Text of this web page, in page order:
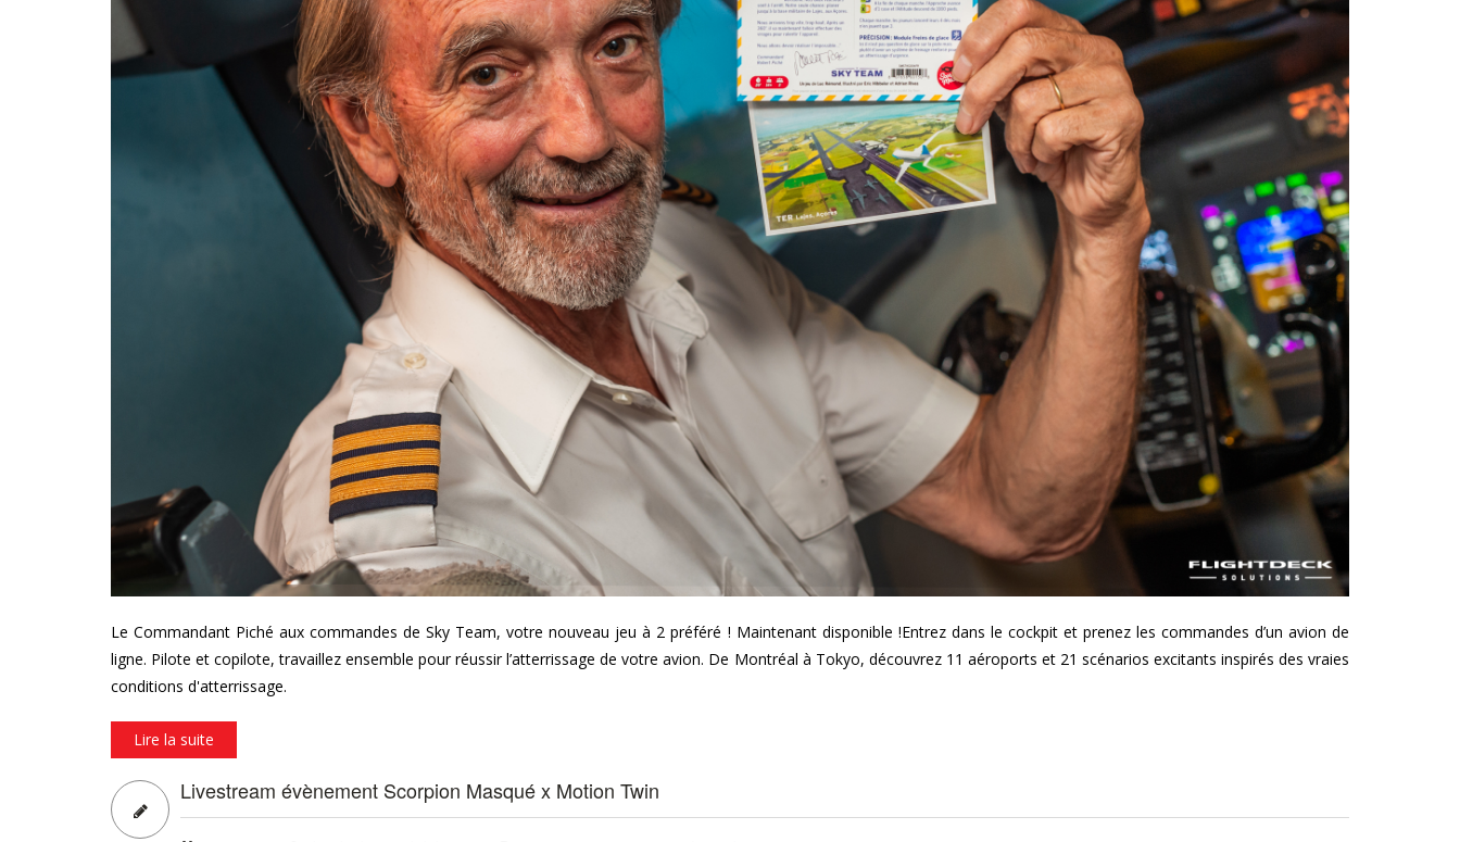
Le Commandant Piché aux commandes de Sky Team, votre nouveau jeu à 2 préféré ! Maintenant disponible !Entrez dans le cockpit et prenez les commandes d’un avion de
ligne. Pilote et copilote, travaillez ensemble pour réussir l’atterrissage de votre avion. De Montréal à Tokyo, découvrez 11 aéroports et 21 scénarios excitants inspirés des vraies
conditions d'atterrissage.
Lire la suite
Livestream évènement Scorpion Masqué x Motion Twin